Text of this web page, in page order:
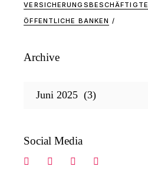
VERSICHERUNGSBESCHÄFTIGTE
ÖFFENTLICHE BANKEN
Archive
Social Media